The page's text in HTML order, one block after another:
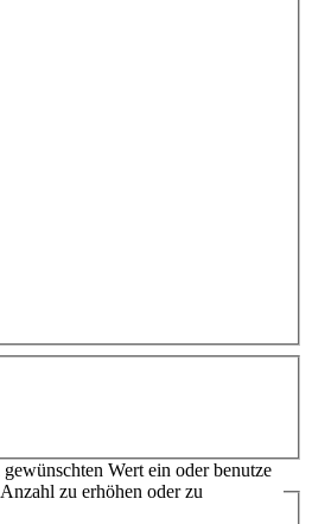
Wert ein oder benutze
zu erhöhen oder zu